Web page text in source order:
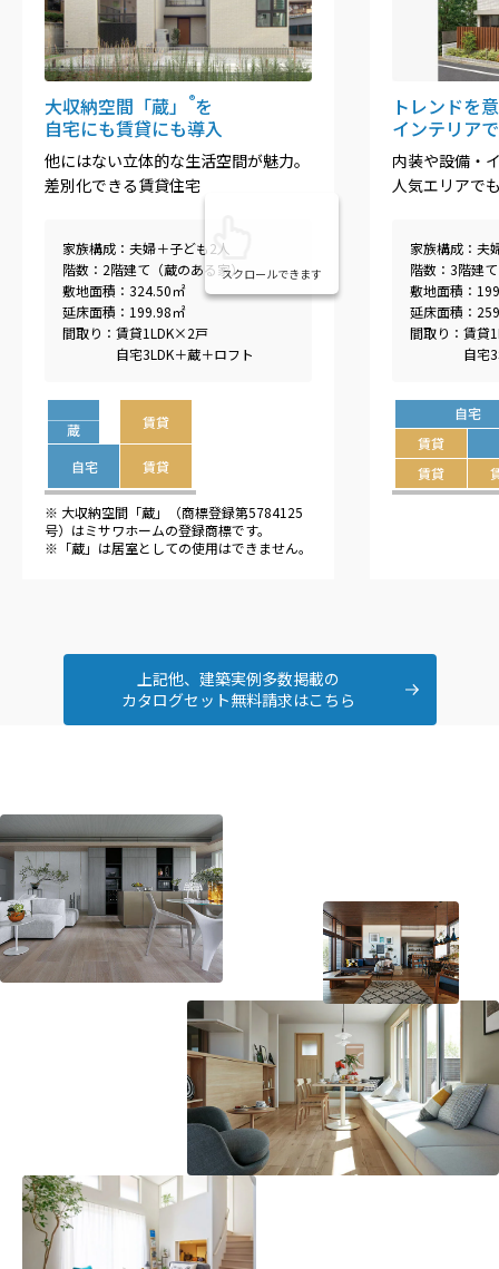
大収納空間「蔵」 ®を
自宅にも賃貸にも導入
他にはない立体的な生活空間が魅力。
差別化できる賃貸住宅
家族構成：夫婦＋子ども2人
階数：2階建て（蔵のある家）
敷地面積：324.50㎡
延床面積：199.98㎡
間取り：賃貸1LDK×2戸
自宅3LDK＋蔵＋ロフト
※ 大収納空間「蔵」（商標登録第5784125
号）はミサワホームの登録商標です。
※「蔵」は居室としての使用はできません。
トレンドを
インテリア
内装や設備・
人気エリアで
家族構成：夫
階数：3階建て
敷地面積：
延床面積：
間取り：賃貸
自宅
スクロールできます
上記他、建築実例多数掲載の
カタログセット無料請求はこちら